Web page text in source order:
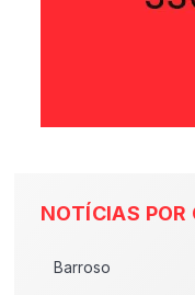
NOTÍCIAS POR
Barroso